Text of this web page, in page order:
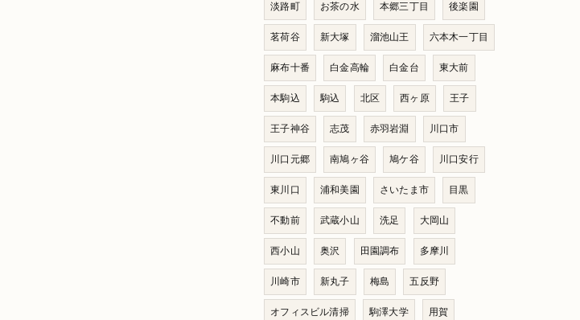
淡路町 お茶の水 本郷三丁目 後楽園
茗荷谷 新大塚 溜池山王 六本木一丁目
麻布十番 白金高輪 白金台 東大前
本駒込 駒込 北区 西ヶ原 王子
王子神谷 志茂 赤羽岩淵 川口市
川口元郷 南鳩ヶ谷 鳩ケ谷 川口安行
東川口 浦和美園 さいたま市 目黒
不動前 武蔵小山 洗足 大岡山
西小山 奥沢 田園調布 多摩川
川崎市 新丸子 梅島 五反野
オフィスビル清掃 駒澤大学 用賀